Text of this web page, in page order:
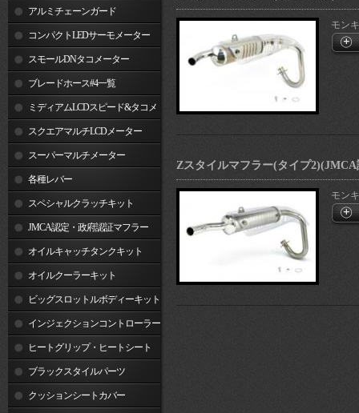
アルミチェーンガード
コンパクトLEDサーモメーター
スモールDNタコメーター
ブレードホース#4一覧
ミディアムLCDスピード&タコメ
ータースクエアマルチLCDメーター
スーパーマルチメーター
各種レバー
スペシャルクラッチキット
JMCA認定・政府認証マフラー
オイルキャッチタンクキット
オイルクーラーキット
ビッグスロットルボディーキット
インジェクションコントローラー
ヒートグリップ・ヒートシート
ブラックスタイルパーツ
クッションシートカバー
モン
Zスタイルマフラー(タイプ2)(JMCA
モン